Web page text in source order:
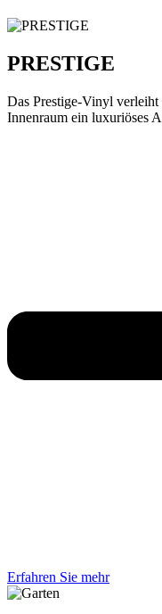
PRESTIGE
Das Prestige-Vinyl verleiht
Innenraum ein luxuriöses
Erfahren Sie mehr